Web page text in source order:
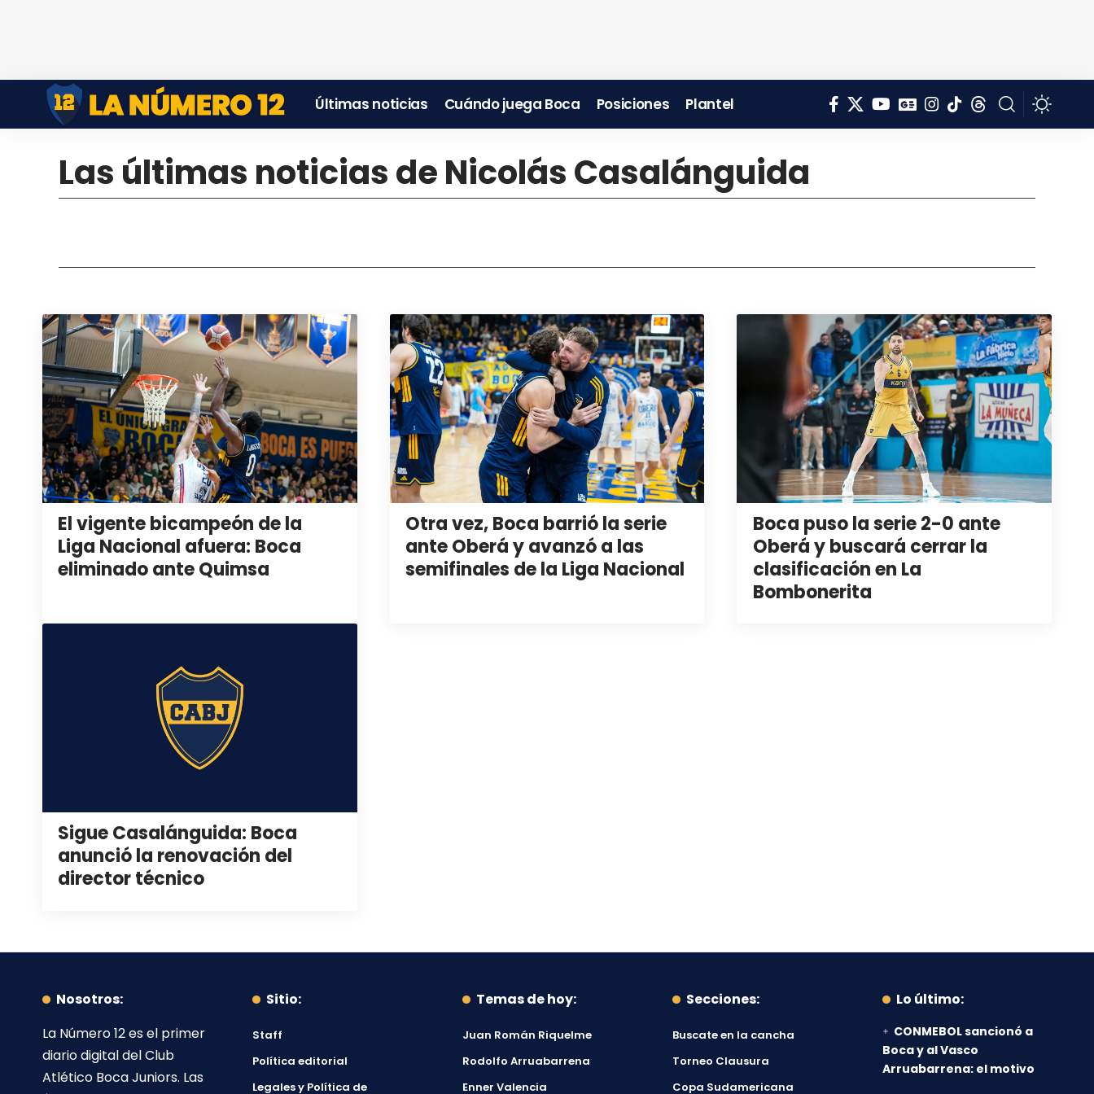
Últimas noticias Cuándo juega Boca Posiciones Plantel
Las últimas noticias de Nicolás Casalánguida
El vigente bicampeón de la
Liga Nacional afuera: Boca
eliminado ante Quimsa
Otra vez, Boca barrió la serie
ante Oberá y avanzó a las
semifinales de la Liga Nacional
Boca puso la serie 2-0 ante
Oberá y buscará cerrar la
clasificación en La
Bombonerita
Sigue Casalánguida: Boca
anunció la renovación del
director técnico
Nosotros:
La Número 12es el primer
diario digital delClub
Atlético Boca Juniors. Las
Sitio:
Staff
Política editorial
Legales y Política de
Temas de hoy:
Juan Román Riquelme
Rodolfo Arruabarrena
Enner Valencia
Secciones:
Buscate en la cancha
Torneo Clausura
Copa Sudamericana
Lo último:
CONMEBOL sancionó a
Boca y al Vasco
Arruabarrena: el motivo